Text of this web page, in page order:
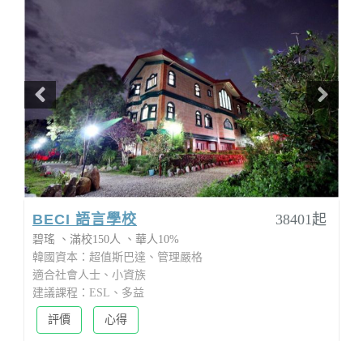
BECI 語言學校 38401起
碧瑤 滿校150人
華人10%
韓國資本：超值斯巴達、管理嚴格
適合社會人士、小資族
建議課程：ESL、多益
評價 心得